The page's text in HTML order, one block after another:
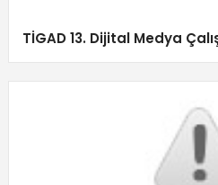
TİGAD 13. Dijital Medya